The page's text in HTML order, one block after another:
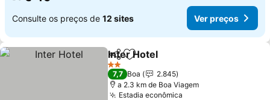
Consulte os preços de 12 sites Ver preços
PartilharAdicionar aos favoritos
Inter Hotel
2 Estrelas
7,7 Boa
2.845
a 2.3 km de Boa Viagem
Estadia econômica